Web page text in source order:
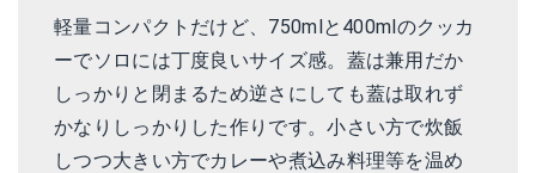
軽量コンパクトだけど、750mlと400mlのクッカ
ーでソロには丁度良いサイズ感。蓋は兼用だか
しっかりと閉まるため逆さにしても蓋は取れず
かなりしっかりした作りです。小さい方で炊飯
しつつ大きい方でカレーや煮込み料理等を温め